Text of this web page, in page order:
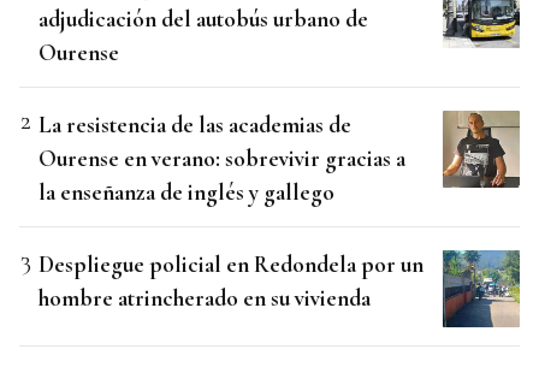
adjudicación del autobús urbano de
Ourense
La resistencia de las academias de
Ourense en verano: sobrevivir gracias a
la enseñanza de inglés y gallego
Despliegue policial en Redondela por un
hombre atrincherado en su vivienda